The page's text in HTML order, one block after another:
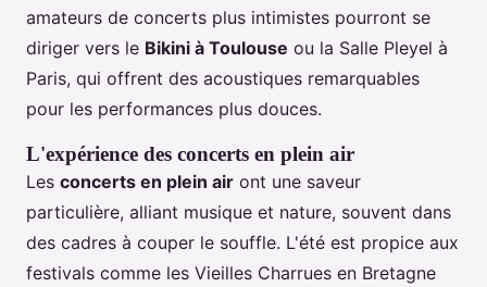
amateurs de concerts plus intimistes pourront se
diriger vers le Bikini à Toulouse ou la Salle Pleyel à
Paris, qui offrent des acoustiques remarquables
pour les performances plus douces.
L'expérience des concerts en plein air
Les concerts en plein air ont une saveur
particulière, alliant musique et nature, souvent dans
des cadres à couper le souffle. L'été est propice aux
festivals comme les Vieilles Charrues en Bretagne